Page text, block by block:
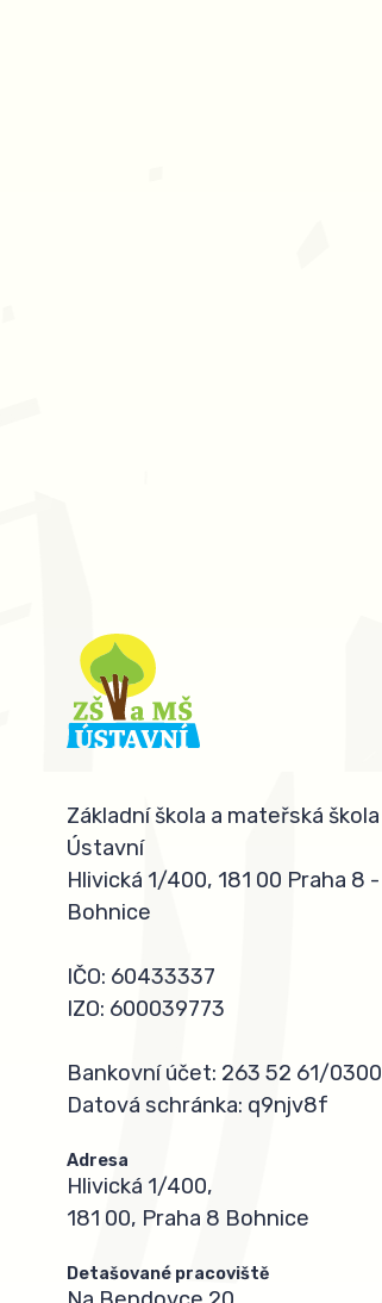
Základní škola a mateřská škola
Ústavní
Hlivická 1/400, 181 00 Praha 8 -
Bohnice
IČO: 60433337
IZO: 600039773
Bankovní účet: 263 52 61/0300
Datová schránka: q9njv8f
Adresa
Hlivická 1/400,
181 00, Praha 8 Bohnice
Detašované pracoviště